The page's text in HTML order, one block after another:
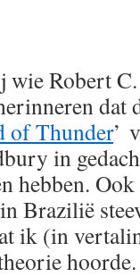
wie Robert
dat
of Thunder’
in
hebben.
Brazilië
ik (in
hoorde.